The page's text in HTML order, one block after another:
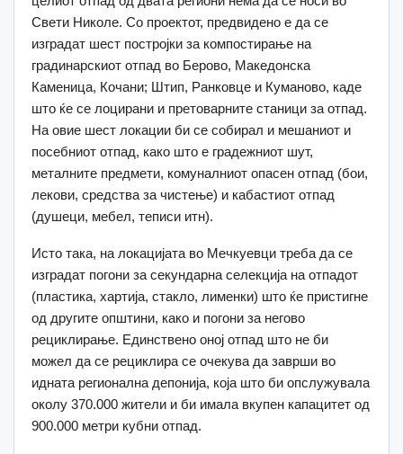
Свети Николе. Со проектот, предвидено е да се
изградат шест постројки за компостирање на
градинарскиот отпад во Берово, Македонска
Каменица, Кочани; Штип, Ранковце и Куманово, каде
што ќе се лоцирани и претоварните станици за отпад.
На овие шест локации би се собирал и мешаниот и
посебниот отпад, како што е градежниот шут,
металните предмети, комуналниот опасен отпад (бои,
лекови, средства за чистење) и кабастиот отпад
(душеци, мебел, теписи итн).
Исто така, на локацијата во Мечкуевци треба да се
изградат погони за секундарна селекција на отпадот
(пластика, хартија, стакло, лименки) што ќе пристигне
од другите општини, како и погони за негово
рециклирање. Единствено оној отпад што не би
можел да се рециклира се очекува да заврши во
идната регионална депонија, која што би опслужувала
околу 370.000 жители и би имала вкупен капацитет од
900.000 метри кубни отпад.